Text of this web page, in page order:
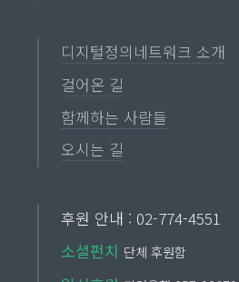
디지털정의네트워크 소개
걸어온 길
함께하는 사람들
오시는 길
후원 안내 : 02-774-4551
소셜펀치 단체 후원함